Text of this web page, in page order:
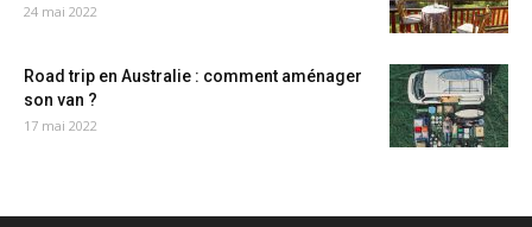
24 mai 2022
Road trip en Australie : comment aménager
son van ?
17 mai 2022